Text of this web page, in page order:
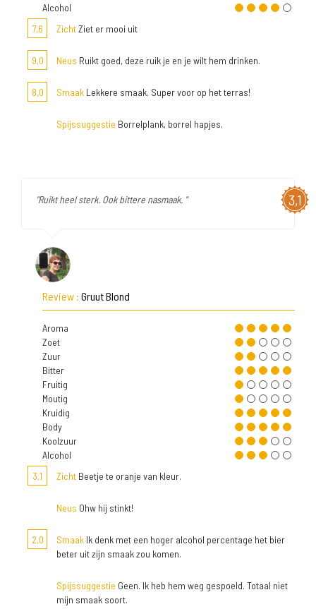
Alcohol
7,6
ZichtZiet er mooi uit
9,0 Neus Ruikt goed, deze ruik je en je wilt hem drinken.
8,0 Smaak Lekkere smaak. Super voor op het terras!
Spijssuggestie Borrelplank, borrel hapjes.
3,1
"Ruikt heel sterk. Ook bittere nasmaak. "
Review : Gruut Blond
Aroma
Zoet
Zuur
Bitter
Fruitig
Moutig
Kruidig
Body
Koolzuur
Alcohol
3,1
Zicht Beetje te oranje van kleur.
Neus Ohw hij stinkt!
2,0 Smaak Ik denk met een hoger alcohol percentage het bier
beter uit zijn smaak zou komen.
Spijssuggestie Geen. Ik heb hem weg gespoeld. Totaal niet
mijn smaak soort.